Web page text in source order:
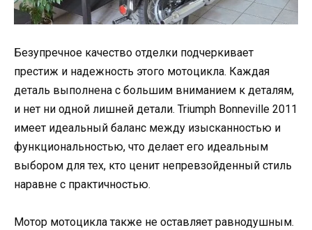
Безупречное качество отделки подчеркивает
престиж и надежность этого мотоцикла. Каждая
деталь выполнена с большим вниманием к деталям,
и нет ни одной лишней детали. Triumph Bonneville 2011
имеет идеальный баланс между изысканностью и
функциональностью, что делает его идеальным
выбором для тех, кто ценит непревзойденный стиль
наравне с практичностью.
Мотор мотоцикла также не оставляет равнодушным.